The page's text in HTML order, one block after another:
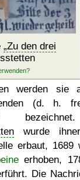
Zu den drei
werden sie
(d. h.
wurde
erbaut, 1689
erhoben,
Die